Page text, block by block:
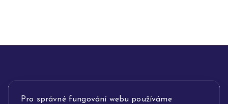
Pro správné fungování webu používáme
INFORMACE